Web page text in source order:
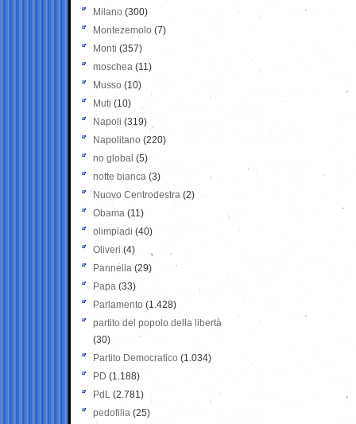
Milano (300)
Montezemolo (7)
Monti (357)
moschea (11)
Musso (10)
Muti (10)
Napoli (319)
Napolitano (220)
no global (5)
notte bianca (3)
Nuovo Centrodestra (2)
Obama (11)
olimpiadi (40)
Oliveri (4)
Pannella (29)
Papa (33)
Parlamento (1.428)
partito del popolo della libertà
(30)
Partito Democratico (1.034)
PD (1.188)
PdL (2.781)
pedofilia (25)